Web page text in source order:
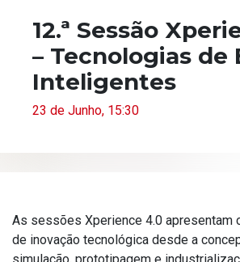
12.ª Sessão
– Tecnologias de
Inteligentes
23 de Junho, 15:30
As sessões Xperience 4.0 apresentam
de inovação tecnológica desde a